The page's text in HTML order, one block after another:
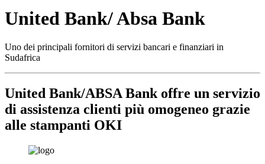
United Bank/ Absa Bank
Uno dei principali fornitori di servizi bancari e finanziari in
Sudafrica
United Bank/ABSA Bank offre un servizio
di assistenza clienti più omogeneo grazie
alle stampanti OKI